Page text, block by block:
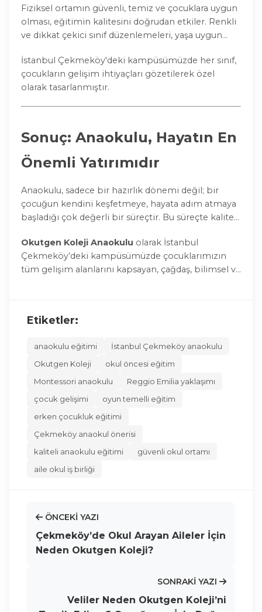
Fiziksel ortamın güvenli, temiz ve çocuklara uygun
olması, eğitimin kalitesini doğrudan etkiler. Renkli
ve dikkat çekici sınıf düzenlemeleri, yaşa uygun
motivasyonunu ve katılımını artırır.
İstanbul Çekmeköy'deki kampüsümüzde her sınıf,
çocukların gelişim ihtiyaçları gözetilerek özel
olarak tasarlanmıştır.
Sonuç: Anaokulu, Hayatın En
Önemli Yatırımıdır
Anaokulu, sadece bir hazırlık dönemi değil; bir
çocuğun kendini keşfetmeye, hayata adım atmaya
başladığı çok değerli bir süreçtir. Bu süreçte kaliteli
aydınlatmakla eşdeğerdir.
Okutgen Koleji Anaokulu olarak İstanbul
Çekmeköy’deki kampüsümüzde çocuklarımızın
tüm gelişim alanlarını kapsayan, çağdaş, bilimsel ve
Etiketler:
anaokulu eğitimi
İstanbul Çekmeköy anaokulu
Okutgen Koleji
okul öncesi eğitim
Montessori anaokulu
Reggio Emilia yaklaşımı
çocuk gelişimi
oyun temelli eğitim
erken çocukluk eğitimi
Çekmeköy anaokul önerisi
kaliteli anaokulu eğitimi
güvenli okul ortamı
aile okul iş birliği
ÖNCEKI YAZI
Çekmeköy’de Okul Arayan Aileler İçin
Neden Okutgen Koleji?
SONRAKI YAZI
Veliler Neden Okutgen Koleji’ni